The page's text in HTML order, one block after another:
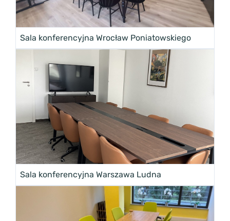
Sala konferencyjna Wrocław Poniatowskiego
Sala konferencyjna Warszawa Ludna